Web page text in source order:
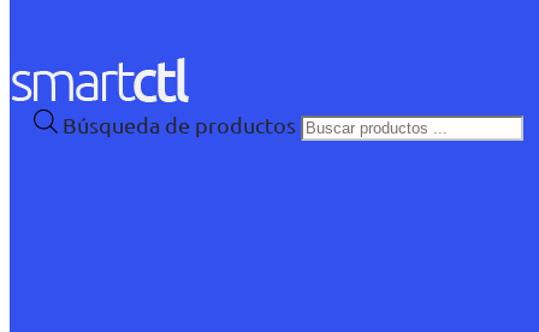
Búsqueda de productos